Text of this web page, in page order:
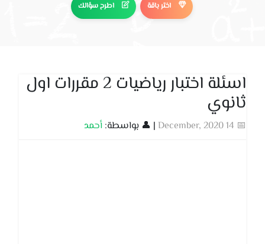
اطرح سؤالك اختر باقة
اسئلة اختبار رياضيات 2 مقررات اول
ثانوي
📅 14 December, 2020 | 👤 بواسطة: أحمد